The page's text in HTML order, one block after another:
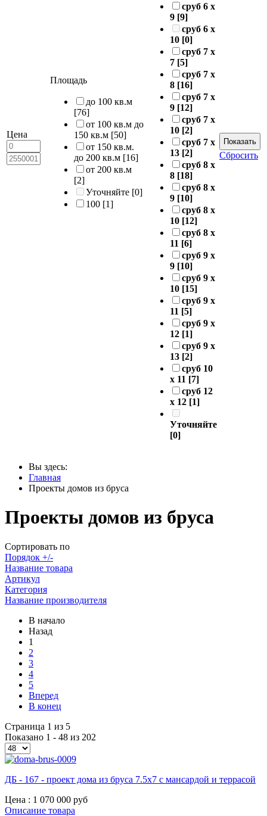
Цена
Площадь
до 100 кв.м
[76]
от 100 кв.м до
150 кв.м [50]
от 150 кв.м.
до 200 кв.м [16]
от 200 кв.м
[2]
Уточняйте [0]
100 [1]
сруб 6 х
9 [9]
сруб 6 х
10 [0]
сруб 7 х
7 [5]
сруб 7 х
8 [16]
сруб 7 х
9 [12]
сруб 7 х
10 [2]
сруб 7 х
13 [2]
сруб 8 х
8 [18]
сруб 8 х
9 [10]
сруб 8 х
10 [12]
сруб 8 х
11 [6]
сруб 9 х
9 [10]
сруб 9 х
10 [15]
сруб 9 х
11 [5]
сруб 9 х
12 [1]
сруб 9 х
13 [2]
сруб 10
х 11 [7]
сруб 12
х 12 [1]
Уточняйте
[0]
Сбросить
Вы здесь:
Главная
Проекты домов из бруса
Проекты домов из бруса
Сортировать по
Порядок +/-
Название товара
Артикул
Категория
Название производителя
В начало
Назад
1
2
3
4
5
Вперед
В конец
Страница 1 из 5
Показано 1 - 48 из 202
ДБ - 167 - проект дома из бруса 7.5х7 с мансардой и террасой
Цена : 1 070 000 руб
Описание товара